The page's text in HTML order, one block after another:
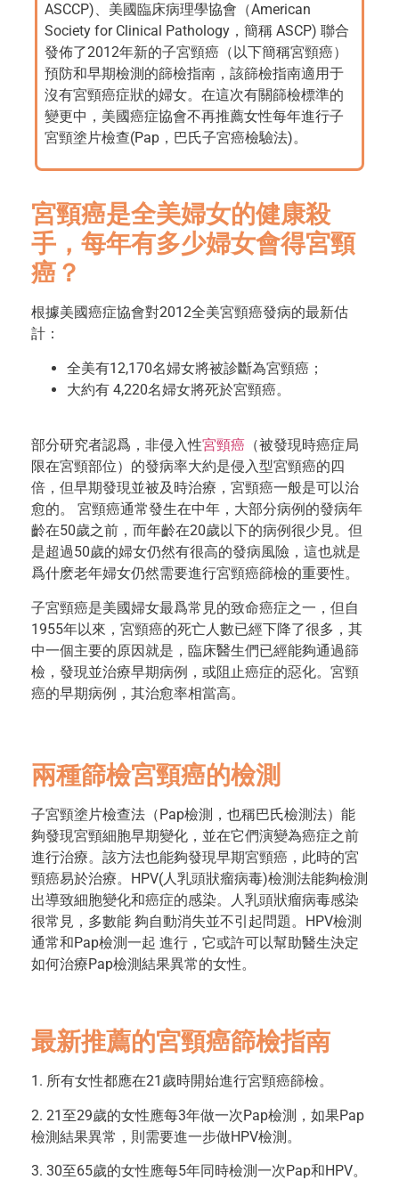
ASCCP)、美國臨床病理學協會（American
Society for Clinical Pathology，簡稱 ASCP) 聯合
發佈了2012年新的子宮頸癌（以下簡稱宮頸癌）
預防和早期檢測的篩檢指南，該篩檢指南適用于
沒有宮頸癌症狀的婦女。在這次有關篩檢標準的
變更中，美國癌症協會不再推薦女性每年進行子
宮頸塗片檢查(Pap，巴氏子宮癌檢驗法)。
宮頸癌是全美婦女的健康殺
手，每年有多少婦女會得宮頸
癌？
根據美國癌症協會對2012全美宮頸癌發病的最新估
計：
全美有12,170名婦女將被診斷為宮頸癌；
大約有 4,220名婦女將死於宮頸癌。
部分研究者認爲，非侵入性宮頸癌 （被發現時癌症局
限在宮頸部位）的發病率大約是侵入型宮頸癌的四
倍，但早期發現並被及時治療，宮頸癌一般是可以治
愈的。 宮頸癌通常發生在中年，大部分病例的發病年
齡在50歲之前，而年齡在20歲以下的病例很少見。但
是超過50歲的婦女仍然有很高的發病風險，這也就是
爲什麽老年婦女仍然需要進行宮頸癌篩檢的重要性。
子宮頸癌是美國婦女最爲常見的致命癌症之一，但自
1955年以來，宮頸癌的死亡人數已經下降了很多，其
中一個主要的原因就是，臨床醫生們已經能夠通過篩
檢，發現並治療早期病例，或阻止癌症的惡化。宮頸
癌的早期病例，其治愈率相當高。
兩種篩檢宮頸癌的檢測
子宮頸塗片檢查法（Pap檢測，也稱巴氏檢測法）能
夠發現宮頸細胞早期變化，並在它們演變為癌症之前
進行治療。該方法也能夠發現早期宮頸癌，此時的宮
頸癌易於治療。HPV(人乳頭狀瘤病毒)檢測法能夠檢測
出導致細胞變化和癌症的感染。人乳頭狀瘤病毒感染
很常見，多數能 夠自動消失並不引起問題。HPV檢測
通常和Pap檢測一起 進行，它或許可以幫助醫生決定
如何治療Pap檢測結果異常的女性。
最新推薦的宮頸癌篩檢指南
1. 所有女性都應在21歲時開始進行宮頸癌篩檢。
2. 21至29歲的女性應每3年做一次Pap檢測，如果Pap
檢測結果異常，則需要進一步做HPV檢測。
3. 30至65歲的女性應每5年同時檢測一次Pap和HPV。